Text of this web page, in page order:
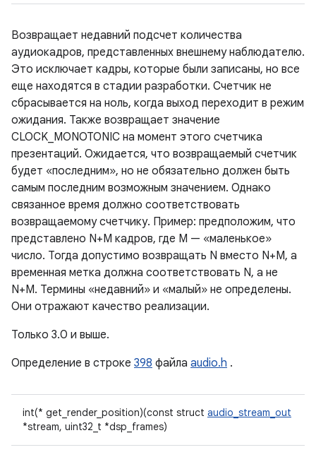
Возвращает недавний подсчет количества
аудиокадров, представленных внешнему наблюдателю.
Это исключает кадры, которые были записаны, но все
еще находятся в стадии разработки. Счетчик не
сбрасывается на ноль, когда выход переходит в режим
ожидания. Также возвращает значение
CLOCK_MONOTONIC на момент этого счетчика
презентаций. Ожидается, что возвращаемый счетчик
будет «последним», но не обязательно должен быть
самым последним возможным значением. Однако
связанное время должно соответствовать
возвращаемому счетчику. Пример: предположим, что
представлено N+M кадров, где M — «маленькое»
число. Тогда допустимо возвращать N вместо N+M, а
временная метка должна соответствовать N, а не
N+M. Термины «недавний» и «малый» не определены.
Они отражают качество реализации.
Только 3.0 и выше.
Определение в строке 398 файла audio.h .
int(* get_render_position)(const struct audio_stream_out
*stream, uint32_t *dsp_frames)